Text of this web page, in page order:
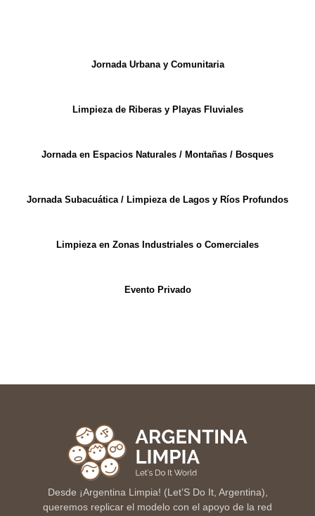
Jornada Urbana y Comunitaria
Limpieza de Riberas y Playas Fluviales
Jornada en Espacios Naturales / Montañas / Bosques
Jornada Subacuática / Limpieza de Lagos y Ríos Profundos
Limpieza en Zonas Industriales o Comerciales
Evento Privado
Desde ¡Argentina Limpia! (Let’S Do It, Argentina),
queremos replicar el modelo con el apoyo de la red